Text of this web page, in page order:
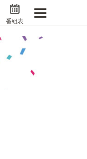
番組表